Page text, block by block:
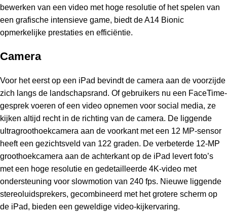
bewerken van een video met hoge resolutie of het spelen van
een grafische intensieve game, biedt de A14 Bionic
opmerkelijke prestaties en efficiëntie.
Camera
Voor het eerst op een iPad bevindt de camera aan de voorzijde
zich langs de landschapsrand. Of gebruikers nu een FaceTime-
gesprek voeren of een video opnemen voor social media, ze
kijken altijd recht in de richting van de camera. De liggende
ultragroothoekcamera aan de voorkant met een 12 MP-sensor
heeft een gezichtsveld van 122 graden. De verbeterde 12-MP
groothoekcamera aan de achterkant op de iPad levert foto’s
met een hoge resolutie en gedetailleerde 4K-video met
ondersteuning voor slowmotion van 240 fps. Nieuwe liggende
stereoluidsprekers, gecombineerd met het grotere scherm op
de iPad, bieden een geweldige video-kijkervaring.